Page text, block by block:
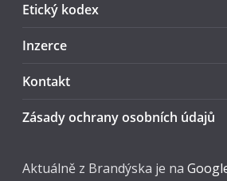
Etický kodex
Inzerce
Kontakt
Zásady ochrany osobních údajů
Aktuálně z Brandýska je na